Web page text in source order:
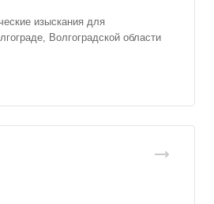
изыскания для
Волгоградской области